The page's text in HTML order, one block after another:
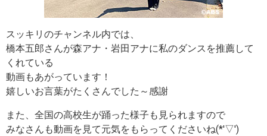
スッキリのチャンネル内では、
橋本五郎さんが森アナ・岩田アナに私のダンスを推薦して
くれている
動画もあがっています！
嬉しいお言葉がたくさんでした～感謝
また、全国の高校生が踊った様子も見られますので
みなさんも動画を見て元気をもらってくださいね(*'▽')